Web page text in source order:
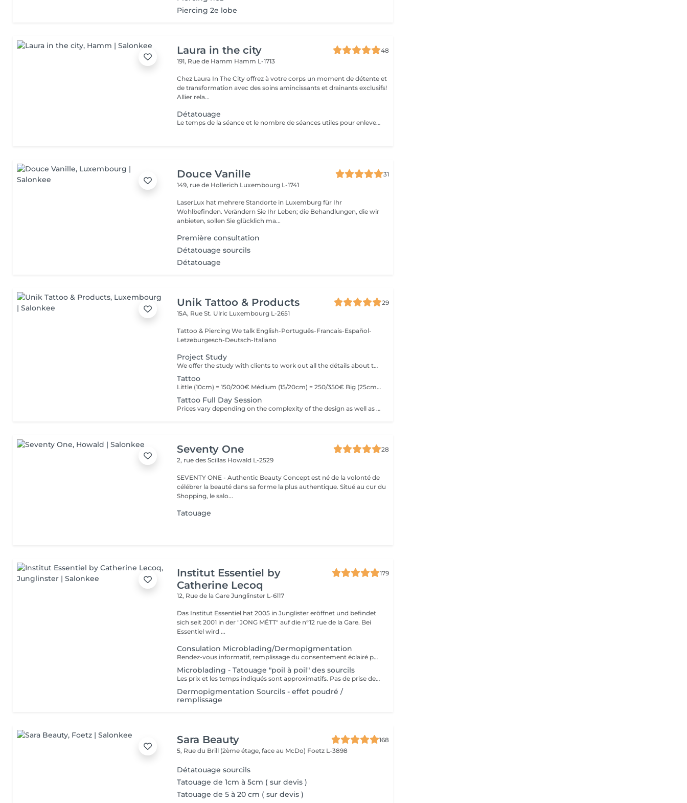
Piercing 2e lobe
Laura in the city
48
191, Rue de Hamm Hamm L-1713
Chez Laura In The City offrez à votre corps un moment de détente et
de transformation avec des soins amincissants et drainants exclusifs!
Allier rela...
Détatouage
Le temps de la séance et le nombre de séances utiles pour enlever le tatouage sont variables Le détatouage laser est une technique efficace qui fragmente les pigments d'encre sous la peau à l'aide de faisceaux de lumière, permettant ainsi au système immunitaire de les éliminer progressivement. Le processus nécessite généralement plusieurs séances, et son efficacité dépend de divers facteurs. Comment ça marche ? Le laser cible les particules d'encre et les chauffe pour les fragmenter en morceaux plus petits. Ces fragments sont ensuite naturellement évacués par le corps. Différents types de lasers, tels que le laser Picosure ou le laser Q-Switched, sont utilisés pour traiter efficacement différentes couleurs et profondeurs d'encre. Ce qu'il faut savoir Nombre de séances Le nombre de séances varie considérablement. Un tatouage amateur peut nécessiter 3 à 5 séances, tandis qu'un tatouage professionnel peut en exiger 4 à 12, voire plus, pour une disparition complète. Résultats progressifs L'éclaircissement de l'encre est visible après chaque séance, mais le tatouage complet s'estompe progressivement au fil du temps.
Douce Vanille
31
149, rue de Hollerich Luxembourg L-1741
LaserLux hat mehrere Standorte in Luxemburg für Ihr
Wohlbefinden. Verändern Sie Ihr Leben; die Behandlungen, die wir
anbieten, sollen Sie glücklich ma...
Première consultation
Détatouage sourcils
Détatouage
Unik Tattoo & Products
29
15A, Rue St. Ulric Luxembourg L-2651
Tattoo & Piercing We talk English-Português-Francais-Español-
Letzeburgesch-Deutsch-Italiano
Project Study
We offer the study with clients to work out all the détails about their tattoo.
Tattoo
Little (10cm) = 150/200€ Médium (15/20cm) = 250/350€ Big (25cm/+) = start at 400€ Custom quotes per project! The prices vary depending on the complexity of the design as well as the área to be tattoed!
Tattoo Full Day Session
Prices vary depending on the complexity of the design as well as the área to be tattoed.
Seventy One
28
2, rue des Scillas Howald L-2529
SEVENTY ONE - Authentic Beauty Concept est né de la volonté de
célébrer la beauté dans sa forme la plus authentique. Situé au cur du
Shopping, le salo...
Tatouage
Institut Essentiel by
Catherine Lecoq
179
12, Rue de la GareJunglinster L-6117
Das Institut Essentiel hat 2005 in Junglister eröffnet und befindet
sich seit 2001 in der "JONG MËTT" auf die n°12 rue de la Gare. Bei
Essentiel wird ...
Consulation Microblading/Dermopigmentation
Rendez-vous informatif, remplissage du consentement éclairé pour la réalisation d'un acte de tatouage. Évaluation du tatouage à réaliser, choix de la technique la mieux adaptée. La consultation est considérée comme un acompte si prise de rendez-vous pour le tatouage endéans les 15 jours.
Microblading - Tatouage "poil à poil" des sourcils
Les prix et les temps indiqués sont approximatifs. Pas de prise de rendez-vous sans consultation préalable. Réservable en ligne ou par téléphone.
Dermopigmentation Sourcils - effet poudré /
remplissage
Sara Beauty
168
5, Rue du Brill (2ème étage, face au McDo) Foetz L-3898
Détatouage sourcils
Tatouage de 1cm à 5cm ( sur devis )
Tatouage de 5 à 20 cm ( sur devis )